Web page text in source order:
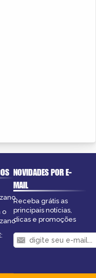
o
:
NOVIDADES POR E-
MAIL
Receba grátis as
principais notícias,
dicas e promoções